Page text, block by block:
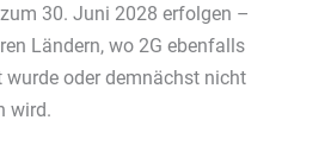
30. Juni 2028 erfolgen –
Ländern, wo 2G ebenfalls
wurde oder demnächst nicht
wird.